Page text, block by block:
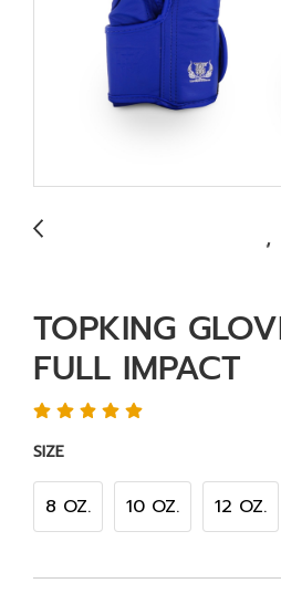
TOPKING
FULL IMPACT
SIZE
8 OZ. 10 OZ. 12 OZ.